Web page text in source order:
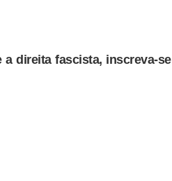
direita fascista, inscreva-se